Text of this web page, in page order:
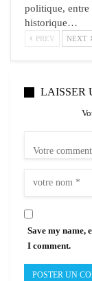
politique, entre
historique…
PREV NEXT
LAISSER
Save my name,
I comment.